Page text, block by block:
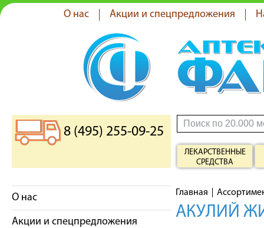
О нас Акции и спецпредложения
8 (495) 255-09-25
ЛЕКАРСТВЕННЫЕ
СРЕДСТВА
О нас
Акции и спецпредложения
Главная
АКУЛИЙ